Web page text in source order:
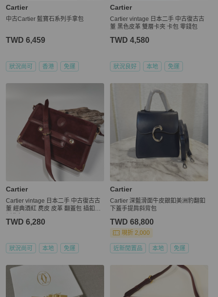
Cartier
中古Cartier 藍寶石系列手拿包
TWD 6,459
狀況尚可 香港 免運
Cartier
Cartier vintage 日本二手 中古復古古
董 黑色皮革 雙層卡夾 卡包 零錢包
TWD 4,580
狀況良好 本地 免運
Cartier
Cartier vintage 日本二手 中古復古古
董 經典酒紅 麂皮 皮革 翻蓋包 插釦式
TWD 6,280
狀況尚可 本地 免運
Cartier
Cartier 深藍滑面牛皮銀釦美洲豹翻釦
下蓋手提肩斜背包
TWD 68,800
現折 2,000
近新閒置品 本地 免運